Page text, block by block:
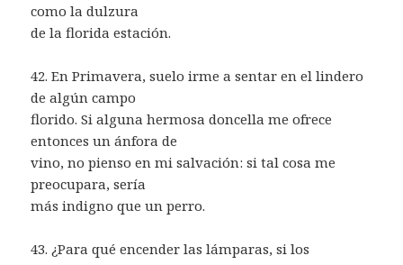
como la dulzura
de la florida estación.
42. En Primavera, suelo irme a sentar en el lindero
de algún campo
florido. Si alguna hermosa doncella me ofrece
entonces un ánfora de
vino, no pienso en mi salvación: si tal cosa me
preocupara, sería
más indigno que un perro.
43. ¿Para qué encender las lámparas, si los